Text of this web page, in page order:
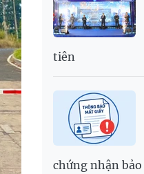
tiên
chứng nhận